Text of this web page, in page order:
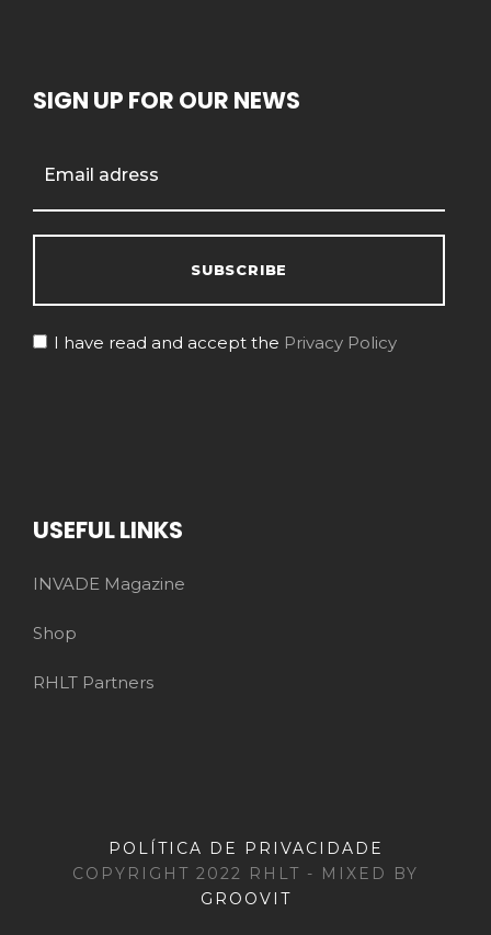
SIGN UP FOR OUR NEWS
I have read and accept the Privacy Policy
USEFUL LINKS
INVADE Magazine
Shop
RHLT Partners
POLÍTICA DE PRIVACIDADE
COPYRIGHT 2022 RHLT - MIXED BY
GROOVIT